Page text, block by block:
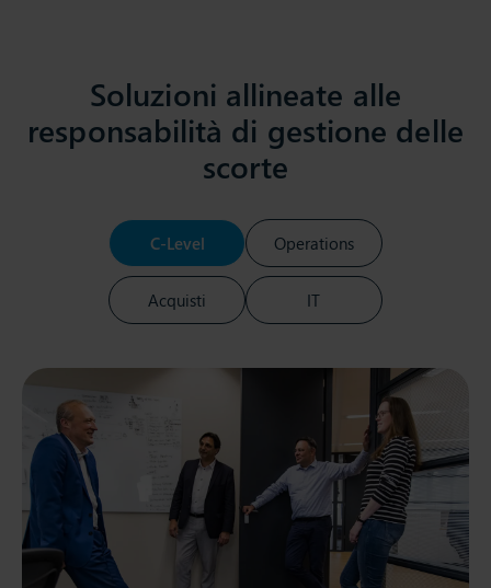
Soluzioni allineate alle
responsabilità di gestione delle
scorte
C-Level Operations
Acquisti IT